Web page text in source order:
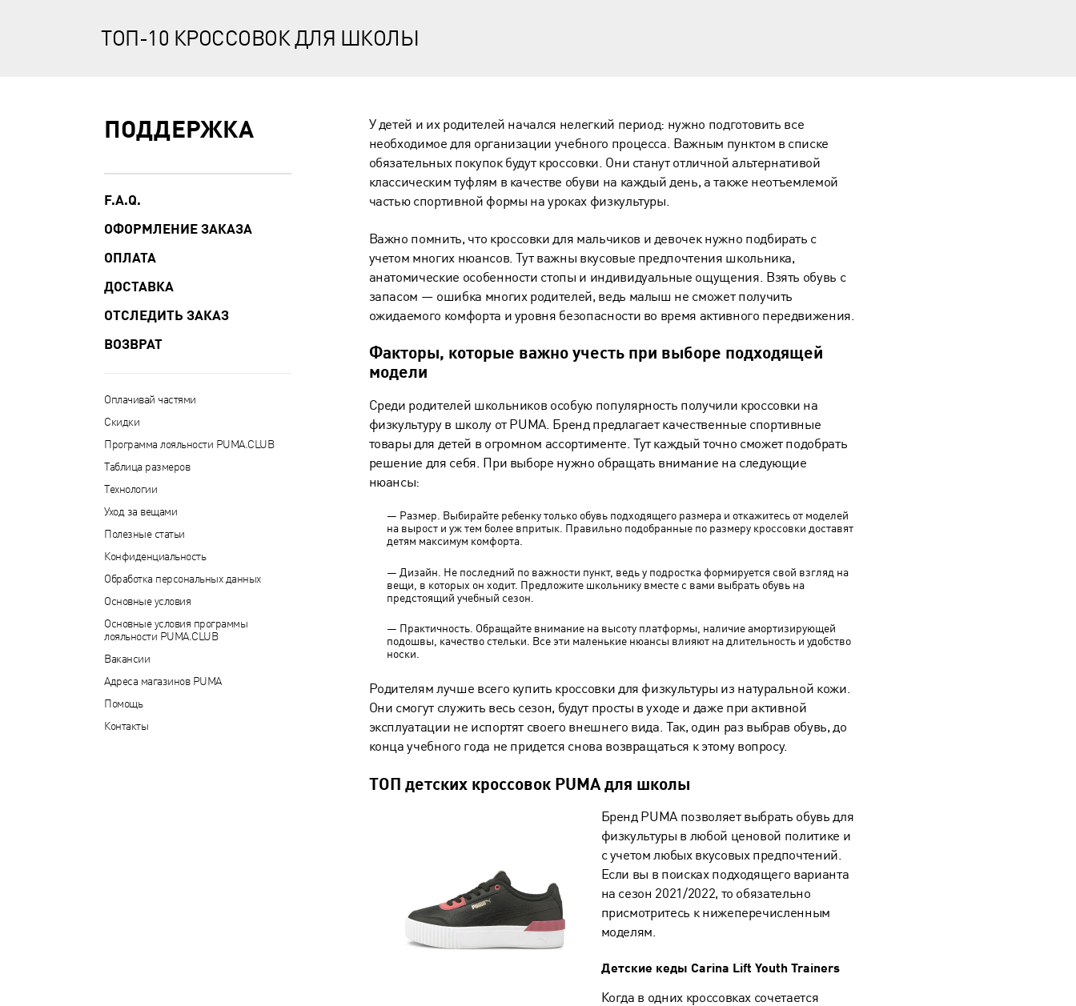
ТОП-10 КРОССОВОК ДЛЯ ШКОЛЫ
У детей и их родителей начался нелегкий период: нужно подготовить все
необходимое для организации учебного процесса. Важным пунктом в списке
обязательных покупок будут кроссовки. Они станут отличной альтернативой
классическим туфлям в качестве обуви на каждый день, а также неотъемлемой
частью спортивной формы на уроках физкультуры.
Важно помнить, что кроссовки для мальчиков и девочек нужно подбирать с
учетом многих нюансов. Тут важны вкусовые предпочтения школьника,
анатомические особенности стопы и индивидуальные ощущения. Взять обувь с
запасом — ошибка многих родителей, ведь малыш не сможет получить
ожидаемого комфорта и уровня безопасности во время активного передвижения.
Факторы, которые важно учесть при выборе подходящей
модели
Среди родителей школьников особую популярность получили кроссовки на
физкультуру в школу от PUMA. Бренд предлагает качественные спортивные
товары для детей в огромном ассортименте. Тут каждый точно сможет подобрать
решение для себя. При выборе нужно обращать внимание на следующие
нюансы:
— Размер. Выбирайте ребенку только обувь подходящего размера и откажитесь от моделей
на вырост и уж тем более впритык. Правильно подобранные по размеру кроссовки доставят
детям максимум комфорта.
— Дизайн. Не последний по важности пункт, ведь у подростка формируется свой взгляд на
вещи, в которых он ходит. Предложите школьнику вместе с вами выбрать обувь на
предстоящий учебный сезон.
— Практичность. Обращайте внимание на высоту платформы, наличие амортизирующей
подошвы, качество стельки. Все эти маленькие нюансы влияют на длительность и удобство
носки.
Родителям лучше всего купить кроссовки для физкультуры из натуральной кожи.
Они смогут служить весь сезон, будут просты в уходе и даже при активной
эксплуатации не испортят своего внешнего вида. Так, один раз выбрав обувь, до
конца учебного года не придется снова возвращаться к этому вопросу.
ТОП детских кроссовок PUMA для школы
Бренд PUMA позволяет выбрать обувь для
физкультуры в любой ценовой политике и
с учетом любых вкусовых предпочтений.
Если вы в поисках подходящего варианта
на сезон 2021/2022, то обязательно
присмотритесь к нижеперечисленным
моделям.
Детские кеды Carina Lift Youth Trainers
Когда в одних кроссовках сочетается
ПОДДЕРЖКА
F.A.Q.
ОФОРМЛЕНИЕ ЗАКАЗА
ОПЛАТА
ДОСТАВКА
ОТСЛЕДИТЬ ЗАКАЗ
ВОЗВРАТ
Оплачивай частями
Скидки
Программа лояльности PUMA.CLUB
Таблица размеров
Технологии
Уход за вещами
Полезные статьи
Конфиденциальность
Обработка персональных данных
Основные условия
Основные условия программы
лояльности PUMA.CLUB
Вакансии
Адреса магазинов PUMA
Помощь
Контакты